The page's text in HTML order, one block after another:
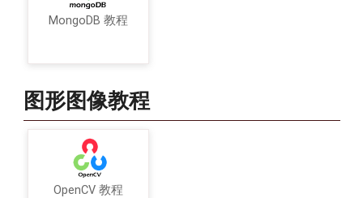
MongoDB 教程
图形图像教程
OpenCV 教程